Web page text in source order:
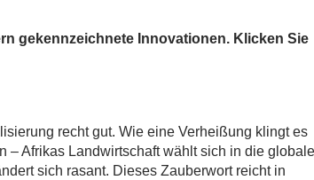
gekennzeichnete Innovationen. Klicken Sie
recht gut. Wie eine Verheißung klingt es
– Afrikas Landwirtschaft wählt sich in die globale
sich rasant. Dieses Zauberwort reicht in